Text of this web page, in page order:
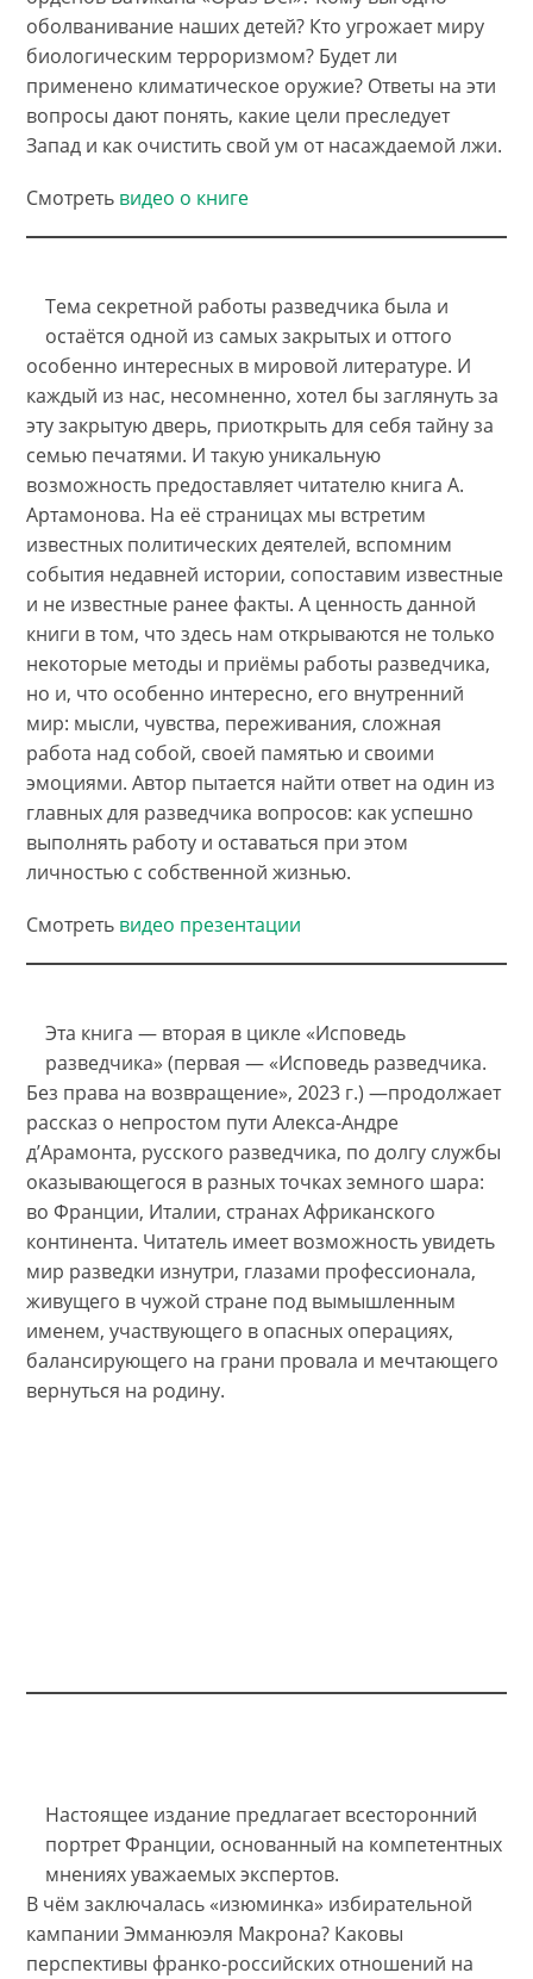
оболванивание наших детей? Кто угрожает миру
биологическим терроризмом? Будет ли
применено климатическое оружие? Ответы на эти
вопросы дают понять, какие цели преследует
Запад и как очистить свой ум от насаждаемой лжи.
Смотреть видео о книге
Тема секретной работы разведчика была и
остаётся одной из самых закрытых и оттого
особенно интересных в мировой литературе. И
каждый из нас, несомненно, хотел бы заглянуть за
эту закрытую дверь, приоткрыть для себя тайну за
семью печатями. И такую уникальную
возможность предоставляет читателю книга А.
Артамонова. На её страницах мы встретим
известных политических деятелей, вспомним
события недавней истории, сопоставим известные
и не известные ранее факты. А ценность данной
книги в том, что здесь нам открываются не только
некоторые методы и приёмы работы разведчика,
но и, что особенно интересно, его внутренний
мир: мысли, чувства, переживания, сложная
работа над собой, своей памятью и своими
эмоциями. Автор пытается найти ответ на один из
главных для разведчика вопросов: как успешно
выполнять работу и оставаться при этом
личностью с собственной жизнью.
Смотреть видео презентации
Эта книга — вторая в цикле «Исповедь
разведчика» (первая — «Исповедь разведчика.
Без права на возвращение», 2023 г.) —продолжает
рассказ о непростом пути Алекса-Андре
д’Арамонта, русского разведчика, по долгу службы
оказывающегося в разных точках земного шара:
во Франции, Италии, странах Африканского
континента. Читатель имеет возможность увидеть
мир разведки изнутри, глазами профессионала,
живущего в чужой стране под вымышленным
именем, участвующего в опасных операциях,
балансирующего на грани провала и мечтающего
вернуться на родину.
Настоящее издание предлагает всесторонний
портрет Франции, основанный на компетентных
мнениях уважаемых экспертов.
В чём заключалась «изюминка» избирательной
кампании Эмманюэля Макрона? Каковы
перспективы франко-российских отношений на